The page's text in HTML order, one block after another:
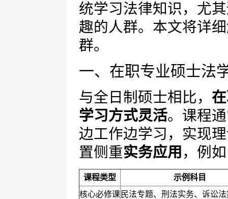
统学习法律知识，尤
趣的人群。本文将详
群。
一、在职专业硕士法
与全日制硕士相比，
学习方式灵活。课程
边工作边学习，实现
置侧重实务应用 ，例
课程类型
示例科目
核心必修课 民法专题、刑法实务、诉讼